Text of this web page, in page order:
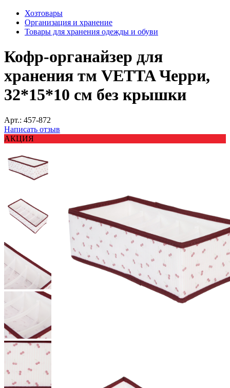
Хозтовары
Организация и хранение
Товары для хранения одежды и обуви
Кофр-органайзер для
хранения тм VETTA Черри,
32*15*10 см без крышки
Арт.: 457-872
Написать отзыв
АКЦИЯ